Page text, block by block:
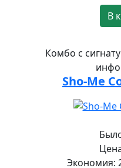
В
Комбо с
Sho-Me
Экономия: